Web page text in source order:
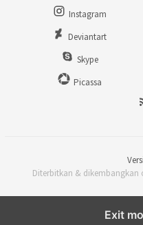
Instagram
Deviantart
Skype
Picassa
Diterbitkan & dikembangkan
Exit